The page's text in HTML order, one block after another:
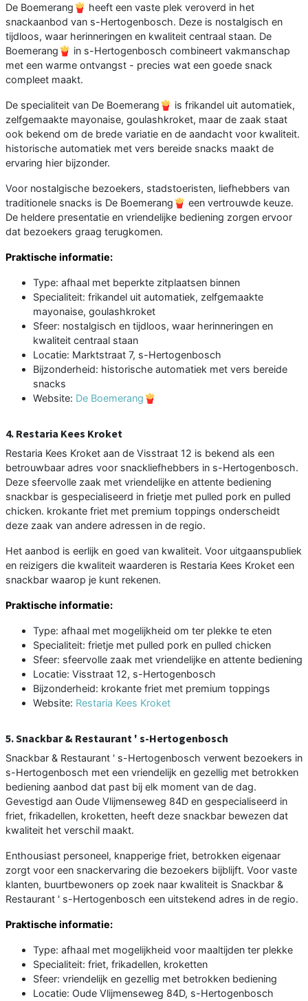
De Boemerang🍟 heeft een vaste plek veroverd in het
snackaanbod van s-Hertogenbosch. Deze is nostalgisch en
tijdloos, waar herinneringen en kwaliteit centraal staan. De
Boemerang🍟 in s-Hertogenbosch combineert vakmanschap
met een warme ontvangst - precies wat een goede snack
compleet maakt.
De specialiteit van De Boemerang🍟 is frikandel uit automatiek,
zelfgemaakte mayonaise, goulashkroket, maar de zaak staat
ook bekend om de brede variatie en de aandacht voor kwaliteit.
historische automatiek met vers bereide snacks maakt de
ervaring hier bijzonder.
Voor nostalgische bezoekers, stadstoeristen, liefhebbers van
traditionele snacks is De Boemerang🍟 een vertrouwde keuze.
De heldere presentatie en vriendelijke bediening zorgen ervoor
dat bezoekers graag terugkomen.
Praktische informatie:
Type: afhaal met beperkte zitplaatsen binnen
Specialiteit: frikandel uit automatiek, zelfgemaakte
mayonaise, goulashkroket
Sfeer: nostalgisch en tijdloos, waar herinneringen en
kwaliteit centraal staan
Locatie: Marktstraat 7, s-Hertogenbosch
Bijzonderheid: historische automatiek met vers bereide
snacks
Website: De Boemerang🍟
4. Restaria Kees Kroket
Restaria Kees Kroket aan de Visstraat 12 is bekend als een
betrouwbaar adres voor snackliefhebbers in s-Hertogenbosch.
Deze sfeervolle zaak met vriendelijke en attente bediening
snackbar is gespecialiseerd in frietje met pulled pork en pulled
chicken. krokante friet met premium toppings onderscheidt
deze zaak van andere adressen in de regio.
Het aanbod is eerlijk en goed van kwaliteit. Voor uitgaanspubliek
en reizigers die kwaliteit waarderen is Restaria Kees Kroket een
snackbar waarop je kunt rekenen.
Praktische informatie:
Type: afhaal met mogelijkheid om ter plekke te eten
Specialiteit: frietje met pulled pork en pulled chicken
Sfeer: sfeervolle zaak met vriendelijke en attente bediening
Locatie: Visstraat 12, s-Hertogenbosch
Bijzonderheid: krokante friet met premium toppings
Website: Restaria Kees Kroket
5. Snackbar & Restaurant ' s-Hertogenbosch
Snackbar & Restaurant ' s-Hertogenbosch verwent bezoekers in
s-Hertogenbosch met een vriendelijk en gezellig met betrokken
bediening aanbod dat past bij elk moment van de dag.
Gevestigd aan Oude Vlijmenseweg 84D en gespecialiseerd in
friet, frikadellen, kroketten, heeft deze snackbar bewezen dat
kwaliteit het verschil maakt.
Enthousiast personeel, knapperige friet, betrokken eigenaar
zorgt voor een snackervaring die bezoekers bijblijft. Voor vaste
klanten, buurtbewoners op zoek naar kwaliteit is Snackbar &
Restaurant ' s-Hertogenbosch een uitstekend adres in de regio.
Praktische informatie:
Type: afhaal met mogelijkheid voor maaltijden ter plekke
Specialiteit: friet, frikadellen, kroketten
Sfeer: vriendelijk en gezellig met betrokken bediening
Locatie: Oude Vlijmenseweg 84D, s-Hertogenbosch